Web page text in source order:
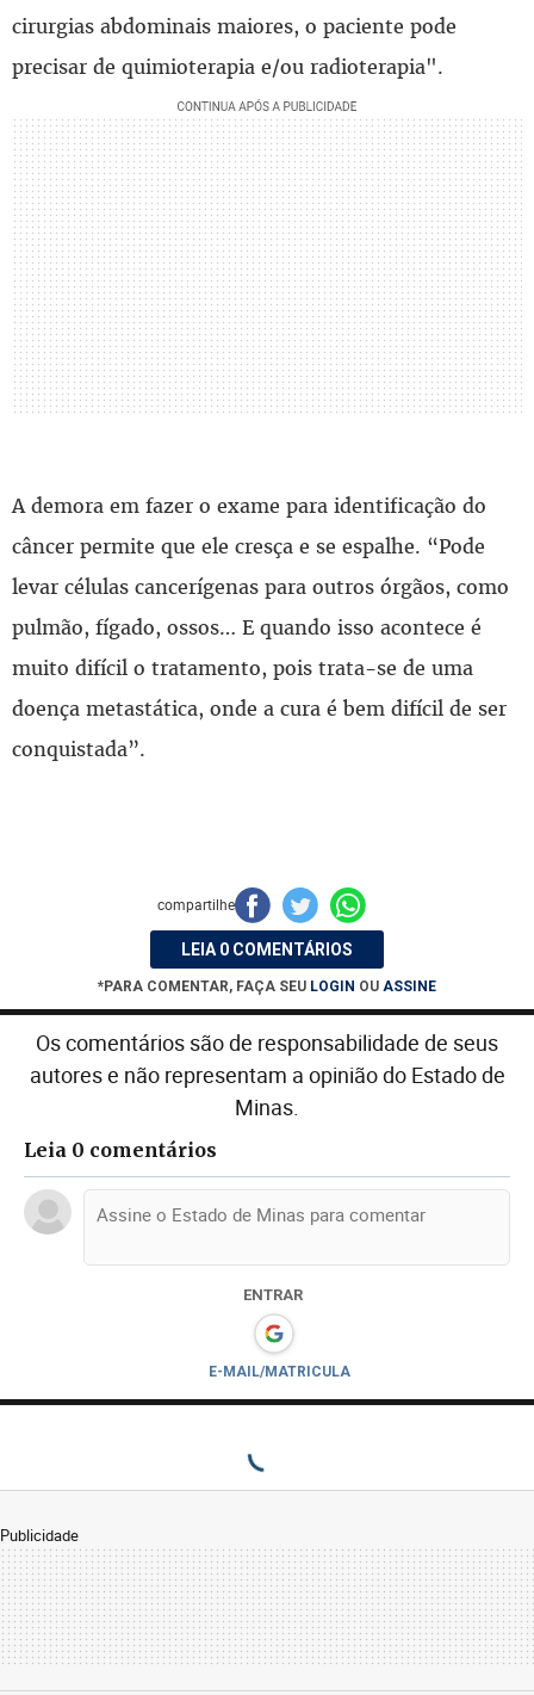
cirurgias abdominais maiores, o paciente pode
precisar de quimioterapia e/ou radioterapia".
A demora em fazer o exame para identificação do
câncer permite que ele cresça e se espalhe. “Pode
levar células cancerígenas para outros órgãos, como
pulmão, fígado, ossos… E quando isso acontece é
muito difícil o tratamento, pois trata-se de uma
doença metastática, onde a cura é bem difícil de ser
conquistada”.
compartilhe
LEIA 0 COMENTÁRIOS
*PARA COMENTAR, FAÇA SEU LOGIN OU ASSINE
Os comentários são de responsabilidade de seus
autores e não representam a opinião do Estado de
Minas.
Leia 0 comentários
ENTRAR
E-MAIL/MATRICULA
Publicidade